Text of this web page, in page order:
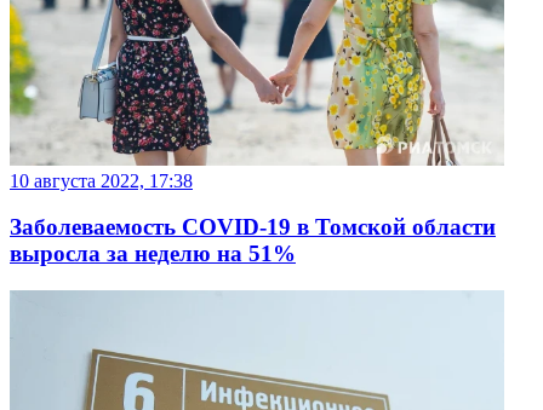
10 августа 2022, 17:38
Заболеваемость СОVID-19 в Томской области
выросла за неделю на 51%